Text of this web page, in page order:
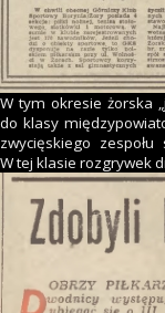
W tym okresie żorska
do klasy
zwycięskiego
W tej klasie rozgrywek